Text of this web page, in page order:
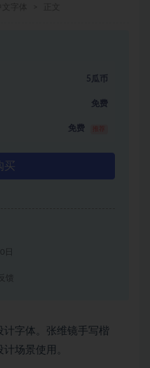
5瓜币
免费
免费
买
日
馈
计字体。张维镜手写楷
场景使用。